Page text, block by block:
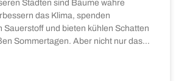
Städten sind Bäume wahre
das Klima, spenden
Sauerstoff und bieten kühlen Schatten
Sommertagen. Aber nicht nur das…